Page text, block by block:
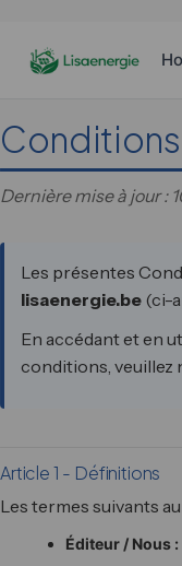
Dernière mise à jour :
Les présentes
lisaenergie.be (ci-
En accédant et en
conditions, veuillez
Article 1 - Définitions
Les termes suivants
Éditeur / Nous :